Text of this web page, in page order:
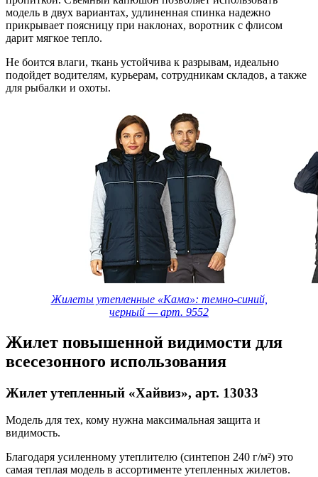
модель в двух вариантах, удлиненная спинка надежно
прикрывает поясницу при наклонах, воротник с флисом
дарит мягкое тепло.
Не боится влаги, ткань устойчива к разрывам, идеально
подойдет водителям, курьерам, сотрудникам складов, а также
для рыбалки и охоты.
Жилеты утепленные «Кама»: темно-синий,
черный — арт. 9552
Жилет повышенной видимости для
всесезонного использования
Жилет утепленный «Хайвиз», арт. 13033
Модель для тех, кому нужна максимальная защита и
видимость.
Благодаря усиленному утеплителю (синтепон 240 г/м²) это
самая теплая модель в ассортименте утепленных жилетов.